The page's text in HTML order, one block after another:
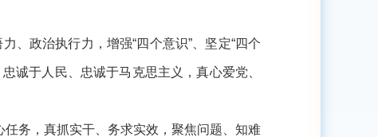
、政治执行力，增强“四个意识”、坚定“四个
诚于人民、忠诚于马克思主义，真心爱党、
任务，真抓实干、务求实效，聚焦问题、知难